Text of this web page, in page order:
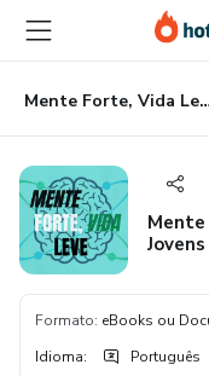
para
conteúdo
principal
para
pagamento
para
rodapé
Mente Forte, Vida Leve:
Mente
Formato: eBooks ou
Idioma: Português